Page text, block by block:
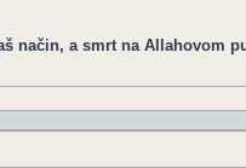
način, a smrt na Allahovom